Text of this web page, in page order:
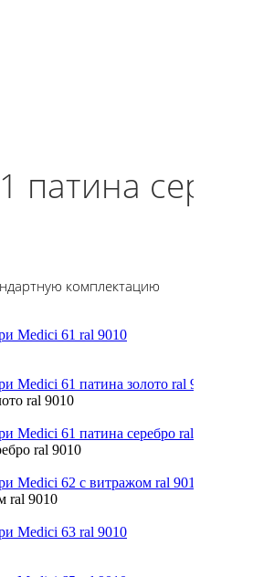
патина
комплектацию
ral 9010
ral 9010
ral 9010